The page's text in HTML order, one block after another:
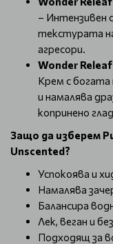
– Интензивен
текстурата
агресори.
Wonder
Крем с
и намалява
копринено
Защо да изберем
Unscented?
Успокоява и
Намалява
Балансира
Лек, веган и
Подходящ за